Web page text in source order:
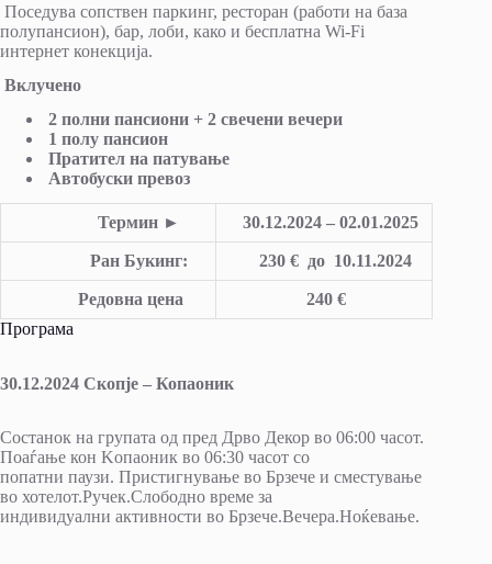
Поседува сопствен паркинг, ресторан (работи на база
полупансион), бар, лоби, како и бесплатна Wi-Fi
интернет конекција.
Вклучено
2 полни пансиони + 2 свечени вечери
1 полу пансион
Пратител на патување
Автобуски превоз
Термин ► 30.12.2024 – 02.01.2025
Ран Букинг: 230 € до 10.11.2024
Редовна цена 240 €
Програма
30.12.2024 Скопје – Копаоник
Состанок на групата од пред Дрво Декор во 06:00 часот.
Поаѓање кон Kопаоник во 06:30 часот со
попатни паузи. Пристигнување во Брзече и сместување
во хотелот.Ручек.Слободно време за
индивидуални активности во Брзече.Вечера.Ноќевање.